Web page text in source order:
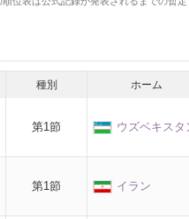
種別 ホーム
第1節 ウズベキスタ
第1節 イラン